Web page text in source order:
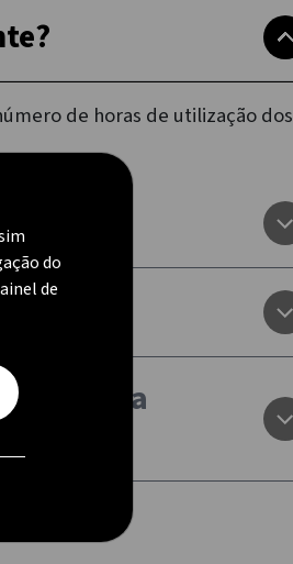
de horas de utilização dos
ou na
do
de